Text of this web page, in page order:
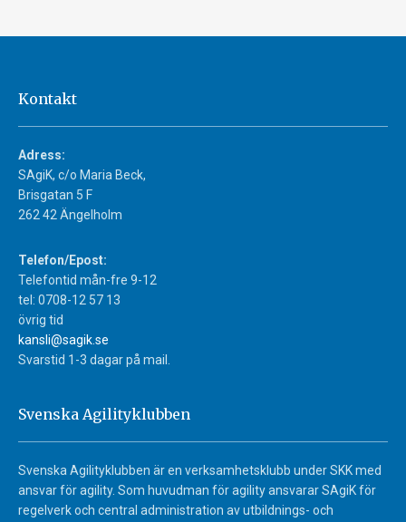
Kontakt
Adress:
SAgiK, c/o Maria Beck,
Brisgatan 5 F
262 42 Ängelholm
Telefon/Epost:
Telefontid mån-fre 9-12
tel: 0708-12 57 13
övrig tid
kansli@sagik.se
Svarstid 1-3 dagar på mail.
Svenska Agilityklubben
Svenska Agilityklubben är en verksamhetsklubb under SKK med
ansvar för agility. Som huvudman för agility ansvarar SAgiK för
regelverk och central administration av utbildnings- och